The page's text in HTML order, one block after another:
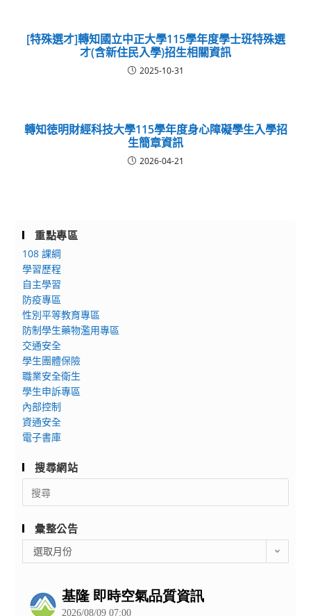
[特殊選才]轉知國立中正大學115學年度學士班特殊選
才(含新住民入學)招生相關資訊
2025-10-31
轉知徳明財經科技大學115學年度身心障礙學生入學招
生簡章資訊
2026-04-21
重點專區
108 課綱
學習歷程
自主學習
防疫專區
性別平等教育專區
防制學生藥物濫用專區
交通安全
學生團體保險
職業安全衛生
學生申訴專區
內部控制
資通安全
電子書庫
搜尋網站
Search
for:
彙整公告
整
選取月份